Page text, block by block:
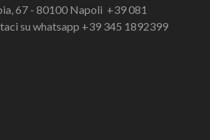
67 - 80100 Napoli +39 081
su whatsapp +39 345 1892399